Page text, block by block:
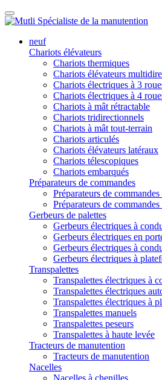
neuf
Chariots élévateurs
Chariots thermiques
Chariots élévateurs
Chariots électriques à 3
Chariots électriques à 4
Chariots à mât rétractable
Chariots tridirectionnels
Chariots à mât tout-terrain
Chariots articulés
Chariots élévateurs latéraux
Chariots télescopiques
Chariots embarqués
Préparateurs de commandes
Préparateurs de commandes
Préparateurs de
Gerbeurs de palettes
Gerbeurs électriques à
Gerbeurs électriques en
Gerbeurs électriques à
Gerbeurs électriques à
Transpalettes
Transpalettes électriques à
Transpalettes électriques
Transpalettes électriques à
Transpalettes manuels
Transpalettes peseurs
Transpalettes à haute levée
Tracteurs de manutention
Tracteurs de manutention
Nacelles
Nacelles à chenilles